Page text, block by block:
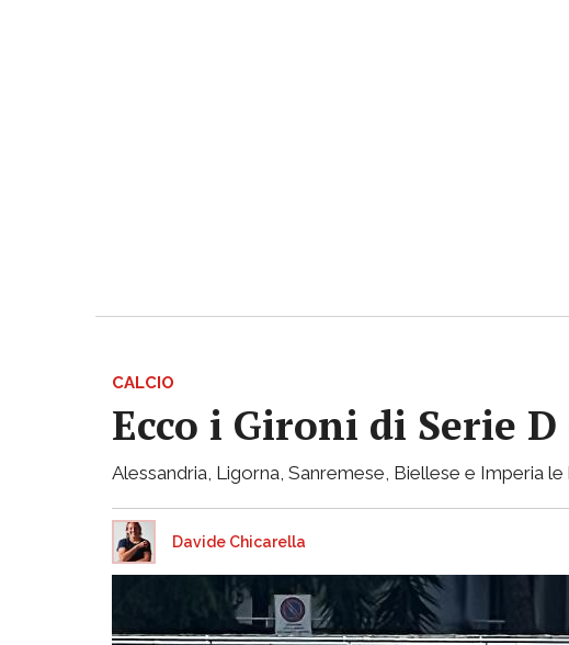
CALCIO
Ecco i Gironi di Serie
Alessandria, Ligorna, Sanremese, Biellese e Imperia
Davide Chicarella